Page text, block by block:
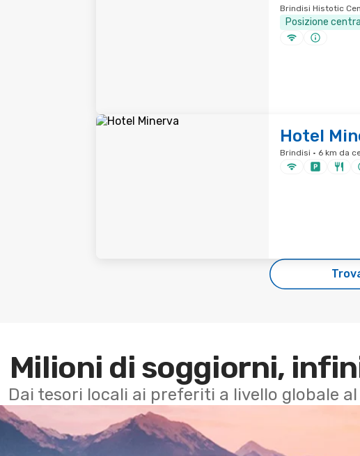
Brindisi Histotic
Posizione
Hotel
Brindisi · 6 km da
Milioni di soggiorni,
Dai tesori locali ai preferiti a livello globale